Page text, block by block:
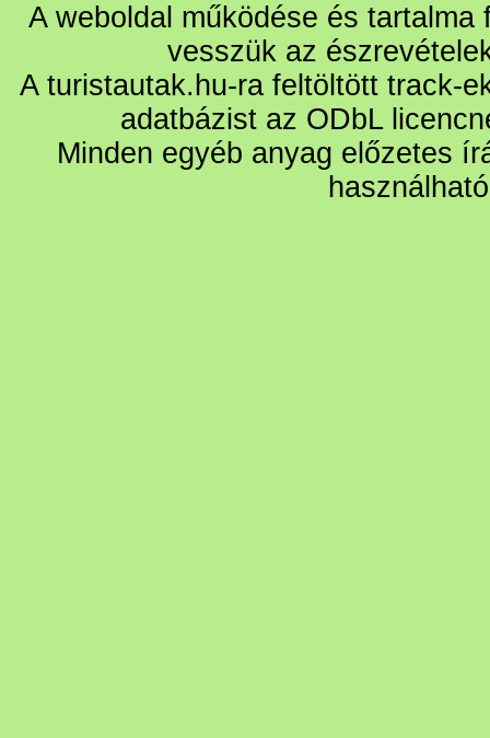
A weboldal működése és
vesszük az
A turistautak.hu-ra feltöltött track-
adatbázist az ODbL
Minden egyéb anyag előzetes